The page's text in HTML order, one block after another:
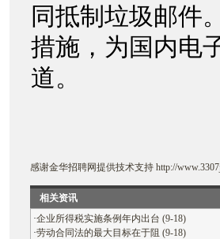
同抵制垃圾邮件
措施，为国内电
道。
感谢金华招聘网提供技术支持 http://
相关资讯
·企业所得税实施条例年内出台 (9-18)
·劳动合同法的最大目标在于阻 (9-18)